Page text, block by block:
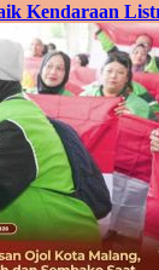
Kendaraan